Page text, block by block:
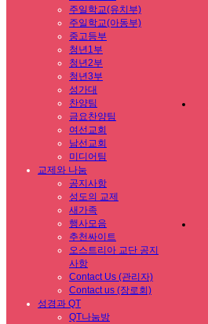
주일학교(유치부)
주일학교(아동부)
중고등부
청년1부
청년2부
청년3부
성가대
찬양팀
금요찬양팀
여선교회
남선교회
미디어팀
교제와 나눔
공지사항
성도의 교제
새가족
행사모음
추천싸이트
오스트리아 교단 공지
사항
Contact Us (관리자)
Contact us (장로회)
성경과 QT
QT나눔방